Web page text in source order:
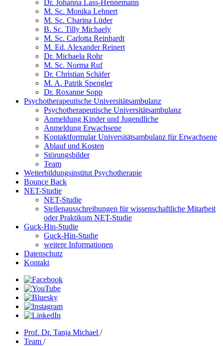
Dr. Johanna Lass-Hennemann
M. Sc. Monika Lehnert
M. Sc. Charina Lüder
B. Sc. Tilly Michaely
M. Sc. Carlotta Reinhardt
M. Ed. Alexander Reinert
Dr. Michaela Rohr
M. Sc. Norma Ruf
Dr. Christian Schäfer
M. A. Patrik Spengler
Dr. Roxanne Sopp
Psychotherapeutische Universitätsambulanz
Psychotherapeutische Universitätsambulanz
Anmeldung Kinder und Jugendliche
Anmeldung Erwachsene
Kontaktformular Universitätsambulanz für Erwachsene
Ablauf und Kosten
Störungsbilder
Team
Weiterbildungsinstitut Psychotherapie
Bounce Back
NET-Studie
NET-Studie
Stellenausschreibungen für wissenschaftliche Mitarbeit
oder Praktikum NET-Studie
Guck-Hin-Studie
Guck-Hin-Studie
weitere Informationen
Datenschutz
Kontakt
Prof. Dr. Tanja Michael /
Team /